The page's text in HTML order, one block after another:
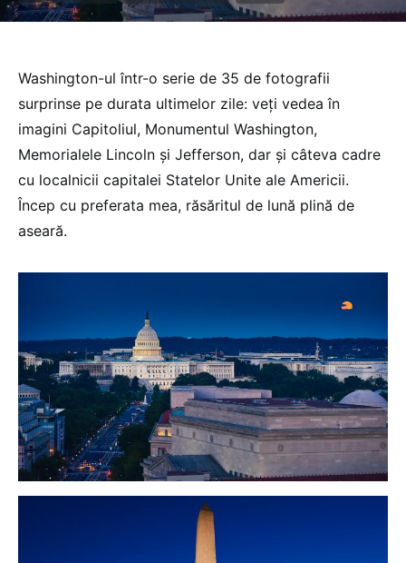
Washington-ul într-o serie de 35 de fotografii
surprinse pe durata ultimelor zile: veți vedea în
imagini Capitoliul, Monumentul Washington,
Memorialele Lincoln și Jefferson, dar și câteva cadre
cu localnicii capitalei Statelor Unite ale Americii.
Încep cu preferata mea, răsăritul de lună plină de
aseară.